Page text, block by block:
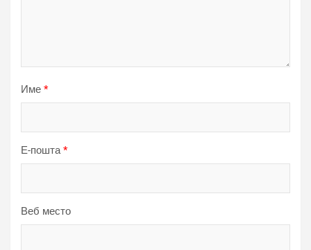
Име *
Е-пошта*
Веб место